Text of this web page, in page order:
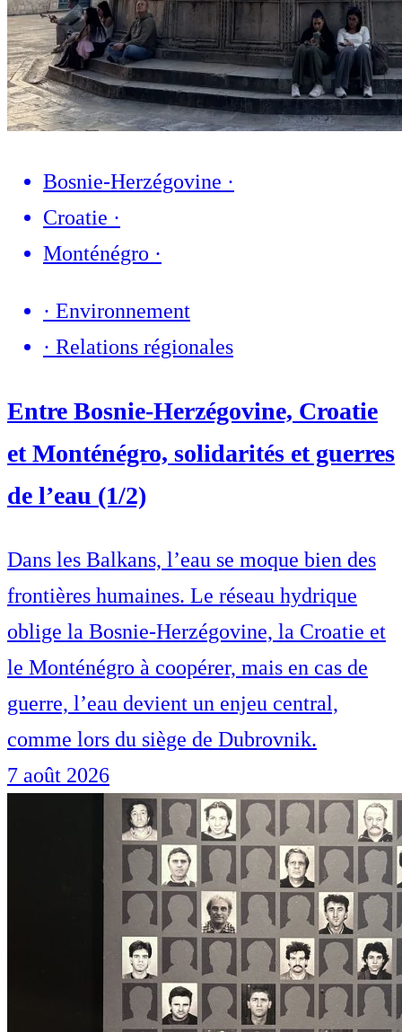
Bosnie-Herzégovine ·
Croatie ·
Monténégro ·
· Environnement
· Relations régionales
Entre Bosnie-Herzégovine, Croatie
et Monténégro, solidarités et guerres
de l’eau (1/2)
Dans les Balkans, l’eau se moque bien des
frontières humaines. Le réseau hydrique
oblige la Bosnie-Herzégovine, la Croatie et
le Monténégro à coopérer, mais en cas de
guerre, l’eau devient un enjeu central,
comme lors du siège de Dubrovnik.
7 août 2026